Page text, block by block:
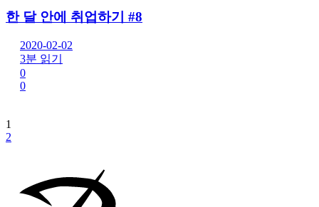
한 달 안에 취업하기 #8
2020-02-02
3분 읽기
0
0
1
2